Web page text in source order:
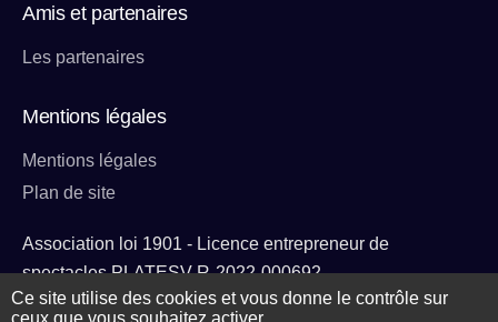
Amis et partenaires
Les partenaires
Mentions légales
Mentions légales
Plan de site
Association loi 1901 - Licence entrepreneur de
spectacles PLATESV-R-2022-000692
Ce site utilise des cookies et vous donne le contrôle sur
ceux que vous souhaitez activer